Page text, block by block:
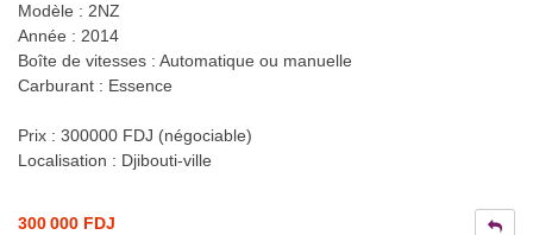
Modèle : 2NZ
Année : 2014
Boîte de vitesses : Automatique ou manuelle
Carburant : Essence
Prix : 300000 FDJ (négociable)
Localisation : Djibouti-ville
300 000 FDJ